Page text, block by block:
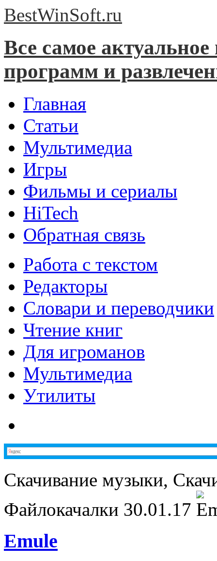
BestWinSoft.ru
Все самое
программ и
Главная
Статьи
Мультимедиа
Игры
Фильмы и сериалы
HiTech
Обратная связь
Работа с текстом
Редакторы
Словари и переводчики
Чтение книг
Для игроманов
Мультимедиа
Утилиты
Скачивание музыки,
Файлокачалки 30.01.17
Emule